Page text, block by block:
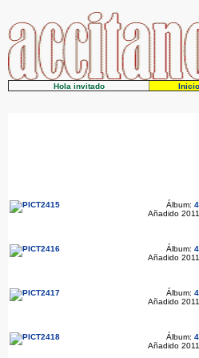
Hola invitado Inicio
Álbum:
Añadido
Álbum:
Añadido
Álbum:
Añadido
Álbum:
Añadido